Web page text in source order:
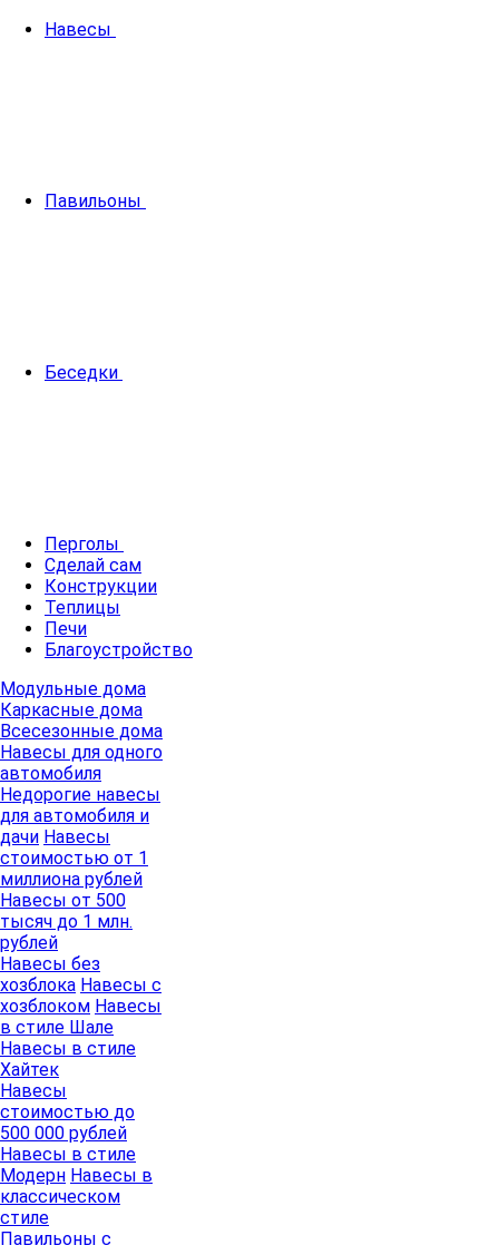
Навесы
Павильоны
Беседки
Перголы
Сделай сам
Конструкции
Теплицы
Печи
Благоустройство
Модульные дома
Каркасные дома
Всесезонные дома
Навесы для одного
автомобиля
Недорогие навесы
для автомобиля и
дачи Навесы
стоимостью от 1
миллиона рублей
Навесы от 500
тысяч до 1 млн.
рублей
Навесы без
хозблока Навесы с
хозблоком Навесы
в стиле Шале
Навесы в стиле
Хайтек
Навесы
стоимостью до
500 000 рублей
Навесы в стиле
Модерн Навесы в
классическом
стиле
Павильоны с